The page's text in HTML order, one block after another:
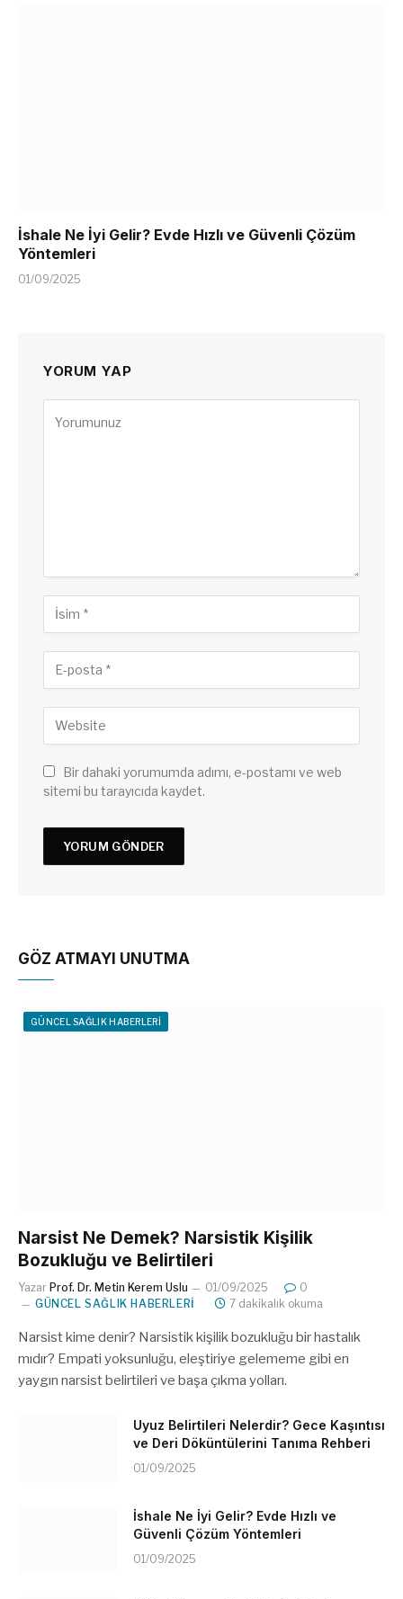
İshale Ne İyi Gelir? Evde Hızlı ve Güvenli Çözüm
Yöntemleri
01/09/2025
YORUM YAP
Bir dahaki yorumumda adımı, e-postamı ve web
sitemi bu tarayıcıda kaydet.
GÖZ ATMAYI UNUTMA
GÜNCEL SAĞLIK HABERLERI
Narsist Ne Demek? Narsistik Kişilik
Bozukluğu ve Belirtileri
Yazar Prof. Dr. Metin Kerem Uslu 01/09/2025
0
GÜNCEL SAĞLIK HABERLERI
7 dakikalık okuma
Narsist kime denir? Narsistik kişilik bozukluğu bir hastalık
mıdır? Empati yoksunluğu, eleştiriye gelememe gibi en
yaygın narsist belirtileri ve başa çıkma yolları.
Uyuz Belirtileri Nelerdir? Gece Kaşıntısı
ve Deri Döküntülerini Tanıma Rehberi
01/09/2025
İshale Ne İyi Gelir? Evde Hızlı ve
Güvenli Çözüm Yöntemleri
01/09/2025